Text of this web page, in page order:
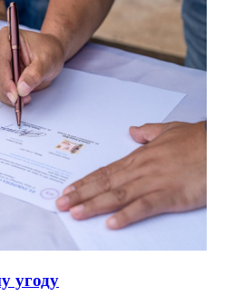
угоду